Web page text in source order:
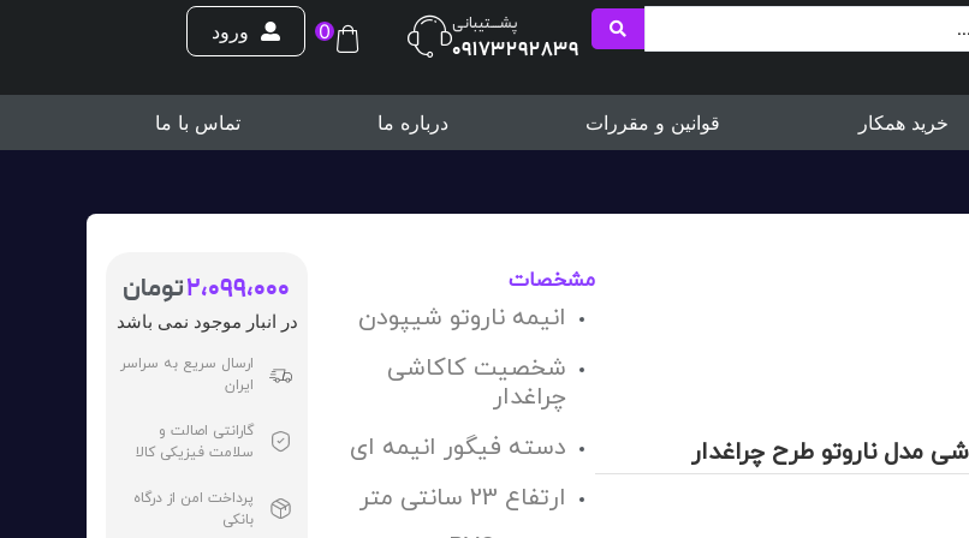
پشــــتیبانی
09173292839
0 ورود
خرید همکار قوانین و مقررات درباره ما تماس با ما
مدل ناروتو طرح چراغدار
مشخصات
انیمه ناروتو شیپودن
شخصیت کاکاشی
چراغدار
دسته فیگور انیمه ای
ارتفاع 23 سانتی متر
2،099،000تومان
در انبار موجود نمی باشد
ارسال سریع به سراسر
ایران
گارانتی اصالت و
سلامت فیزیکی کالا
پرداخت امن از درگاه
بانکی